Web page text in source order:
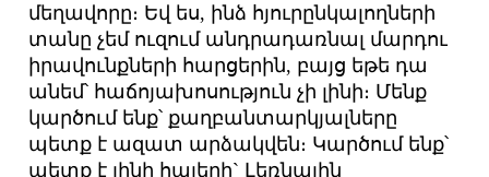
մեղավորը։ Եվ ես, ինձ հյուրընկալողների
տանը չեմ ուզում անդրադառնալ մարդու
իրավունքների հարցերին, բայց եթե դա
անեմ՝ հաճոյախոսություն չի լինի։ Մենք
կարծում ենք՝ քաղբանտարկյալները
պետք է ազատ արձակվեն։ Կարծում ենք՝
պետք է լինի հայերի` Լեռնային